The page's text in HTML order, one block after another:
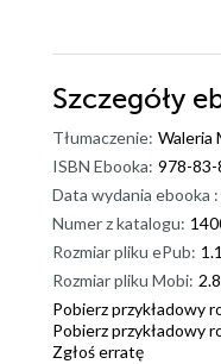
Szczegóły
Tłumaczenie: Waleria
ISBN Ebooka: 978-83-
Data wydania ebooka :
Numer z katalogu:
Rozmiar pliku ePub:
Rozmiar pliku Mobi:
Pobierz przykładowy
Pobierz przykładowy
Zgłoś erratę